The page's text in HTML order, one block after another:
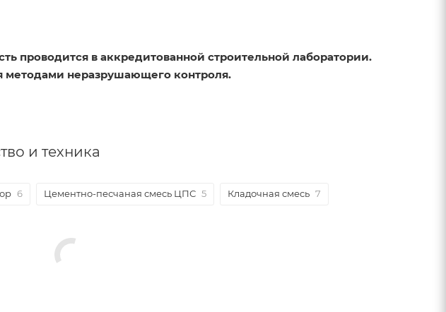
проводится в аккредитованной строительной лаборатории.
методами неразрушающего контроля.
и техника
6 Цементно-песчаная смесь ЦПС 5 Кладочная смесь 7